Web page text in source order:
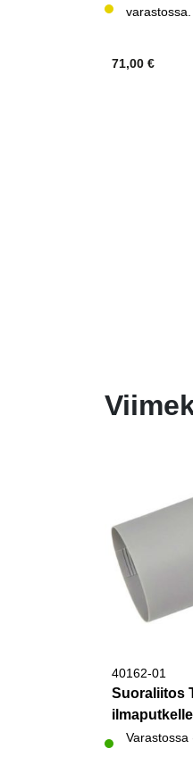
varastossa.
71,00 €
40162-01
Suoraliitos
Varastossa